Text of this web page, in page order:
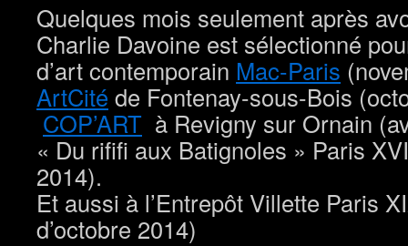
Quelques mois seulement après
Charlie Davoine est sélectionné
d’art contemporain Mac-Paris
ArtCité de Fontenay-sous-Bois
COP’ART à Revigny sur Ornain
« Du rififi aux Batignoles » Paris
2014).
Et aussi à l’Entrepôt Villette Paris
d’octobre 2014)